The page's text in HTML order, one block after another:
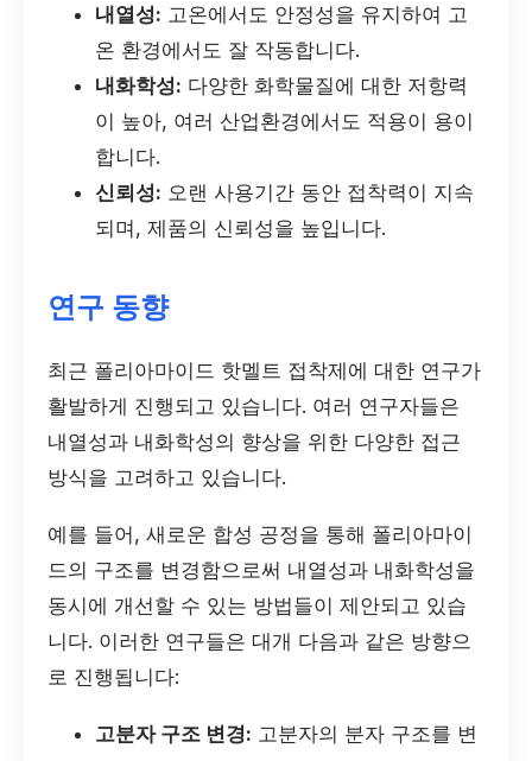
내열성: 고온에서도 안정성을 유지하여 고
온 환경에서도 잘 작동합니다.
내화학성: 다양한 화학물질에 대한 저항력
이 높아, 여러 산업환경에서도 적용이 용이
합니다.
신뢰성: 오랜 사용기간 동안 접착력이 지속
되며, 제품의 신뢰성을 높입니다.
연구 동향
최근 폴리아마이드 핫멜트 접착제에 대한 연구가
활발하게 진행되고 있습니다. 여러 연구자들은
내열성과 내화학성의 향상을 위한 다양한 접근
방식을 고려하고 있습니다.
예를 들어, 새로운 합성 공정을 통해 폴리아마이
드의 구조를 변경함으로써 내열성과 내화학성을
동시에 개선할 수 있는 방법들이 제안되고 있습
니다. 이러한 연구들은 대개 다음과 같은 방향으
로 진행됩니다:
고분자 구조 변경: 고분자의 분자 구조를 변